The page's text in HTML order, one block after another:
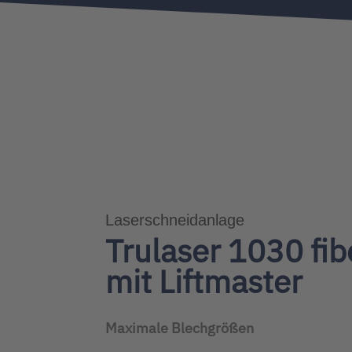
Laserschneidanlage
Trulaser 1030
mit Liftmaster
Maximale Blechgrößen